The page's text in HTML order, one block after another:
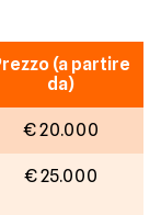
(a partire
da)
€ 20.000
€ 25.000